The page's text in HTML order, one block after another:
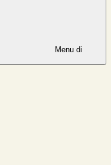
Menu di